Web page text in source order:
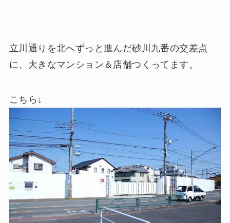
立川通りを北へずっと進んだ砂川九番の交差点
に、大きなマンション＆店舗つくってます。
こちら↓